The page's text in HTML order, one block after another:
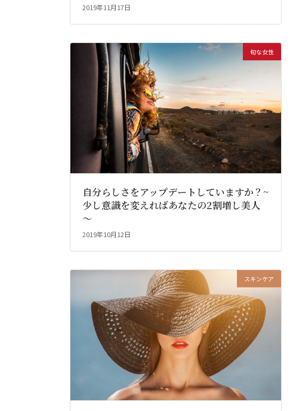
2019年11月17日
旬な女性
自分らしさをアップデートしていますか？~
少し意識を変えればあなたの2割増し美人
～
2019年10月12日
スキンケア